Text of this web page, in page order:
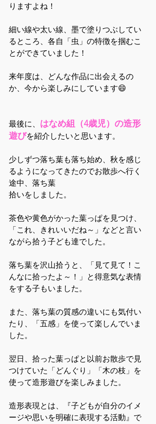
りますよね！
細い線や太い線、墨で塗りつぶしてい
るところ、各自「虫」の特徴を掴むこ
とができていました！
来年度は、どんな作品に出会えるの
か、今から楽しみにしています😄
最後に、 はなめ組（4歳児）の造形
遊びを紹介したいと思います。
少しずつ落ち葉も落ち始め、秋を感じ
るようになってきたのでお散歩へ行く
途中、落ち葉
拾いをしました。
茶色や黄色がかった葉っぱを見つけ、
「これ、きれいいだね～」などと言い
ながら拾う子ども達でした。
落ち葉を沢山拾うと、「見て見て！こ
んなに拾ったよ～！」と得意気な表情
をする子もいました。
また、落ち葉の質感の違いにも気付い
たり、「五感」を使って楽しんでいま
した。
翌日、拾った葉っぱと以前お散歩で見
つけていた「どんぐり」「木の枝」を
使って造形遊びを楽しみました。
造形表現とは、『子どもが自分のイメ
ージや思いを明確に表現する活動』で